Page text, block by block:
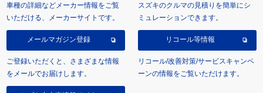
車種の詳細などメーカー情報をご覧
いただける、メーカーサイトです。
スズキのクルマの見積りを簡単にシ
ミュレーションできます。
メールマガジン登録
ご登録いただくと、さまざまな情報
をメールでお届けします。
リコール等情報
リコール/改善対策/サービスキャンペ
ーンの情報をご覧いただけます。